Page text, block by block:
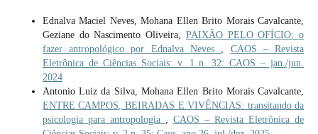
Ednalva Maciel Neves, Mohana Ellen Brito Morais Cavalcante,
Geziane do Nascimento Oliveira, PAIXÃO PELO OFÍCIO: o
fazer antropológico por Ednalva Neves , CAOS – Revista
Eletrônica de Ciências Sociais: v. 1 n. 32: CAOS – jan./jun.
2024
Antonio Luiz da Silva, Mohana Ellen Brito Morais Cavalcante,
ENTRE CAMPOS, BEIRADAS E VIVÊNCIAS: transitando da
psicologia para antropologia ,CAOS – Revista Eletrônica de